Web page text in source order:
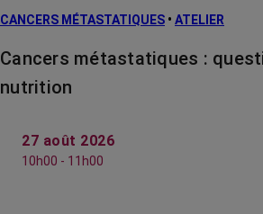
CANCERS MÉTASTATIQUES • ATELIER
Cancers métastatiques :
nutrition
27 août 2026
10h00 - 11h00